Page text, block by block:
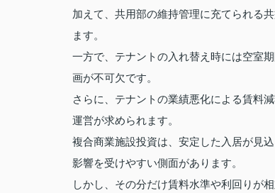
加えて、共用部の維持管理に充てられる
ます。
一方で、テナントの入れ替え時には空室
画が不可欠です。
さらに、テナントの業績悪化による賃料
運営が求められます。
複合商業施設投資は、安定した入居が見
影響を受けやすい側面があります。
しかし、その分だけ賃料水準や利回りが